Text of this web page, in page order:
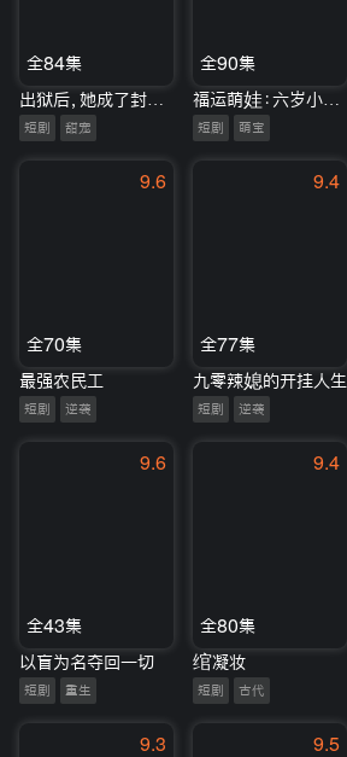
全84集
出狱后，她成了封少心尖宠
短剧 甜宠
全90集
福运萌娃：六岁小皇姑下山了
短剧 萌宝
9.6
全70集
最强农民工
短剧 逆袭
9.4
全77集
九零辣媳的开挂人生
短剧 逆袭
9.6
全43集
以盲为名夺回一切
短剧 重生
9.4
全80集
绾凝妆
短剧 古代
9.3 9.5